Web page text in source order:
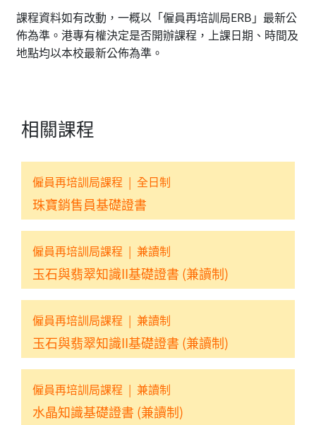
課程資料如有改動，一概以「僱員再培訓局ERB」最新公
佈為準。港專有權決定是否開辦課程，上課日期、時間及
地點均以本校最新公佈為準。
相關課程
僱員再培訓局課程 | 全日制
珠寶銷售員基礎證書
僱員再培訓局課程 | 兼讀制
玉石與翡翠知識II基礎證書 (兼讀制)
僱員再培訓局課程 | 兼讀制
玉石與翡翠知識II基礎證書 (兼讀制)
僱員再培訓局課程 | 兼讀制
水晶知識基礎證書 (兼讀制)